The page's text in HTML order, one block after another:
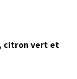
citron vert et